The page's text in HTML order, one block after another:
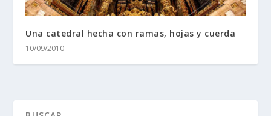
Una catedral hecha con ramas, hojas y cuerda
10/09/2010